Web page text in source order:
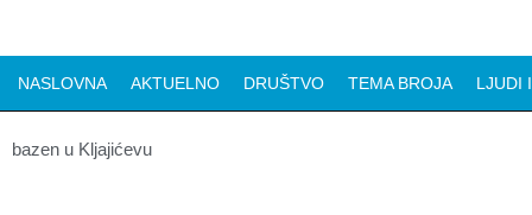
NASLOVNA AKTUELNO DRUŠTVO TEMA BROJA LJUDI
bazen u Kljajićevu